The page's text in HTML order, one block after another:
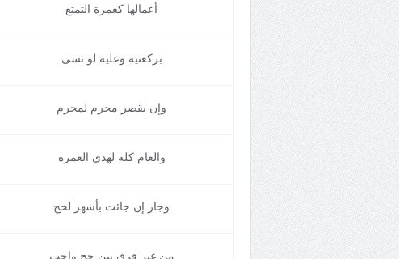
أعمالها كعمرة التمتع
بركعتيه وعليه لو نسى
وإن يقصر محرم لمحرم
والعام كله لهذي العمره
وجاز إن جائت بأشهر لحج
من غير فرق بين حج واجب